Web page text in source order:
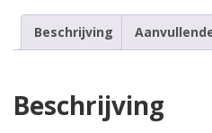
Beschrijving
Beschrijving